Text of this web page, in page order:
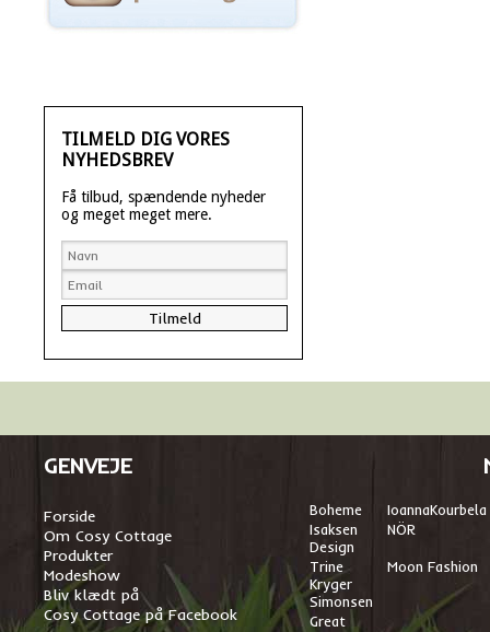
TILMELD DIG VORES
NYHEDSBREV
Få tilbud, spændende nyheder
og meget meget mere.
GENVEJE
Forside
Om Cosy Cottage
Produkter
Modeshow
Bliv klædt på
Cosy Cottage på Facebook
Boheme IoannaKourbela
Isaksen
Design
NÖR
Trine
Kryger
Simonsen
Moon Fashion
Great